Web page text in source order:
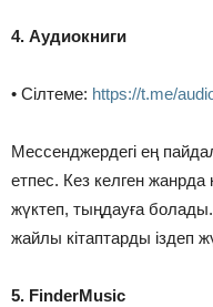
4. Аудиокниги
• Сілтеме: https://t.me/
Мессенджердегі ең
етпес. Кез келген жанрда
жүктеп, тыңдауға
жайлы кітаптарды іздеп
5. FinderMusic